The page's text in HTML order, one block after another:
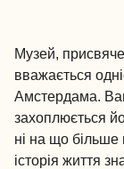
Музей,
вважається
Амстердама. Ван
захоплюється
ні на що більше
історія життя